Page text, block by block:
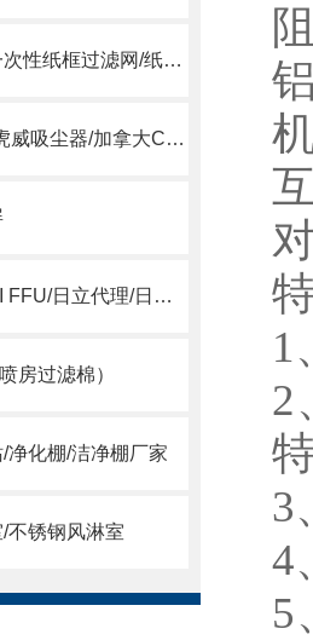
纸框初效过滤网/一次性纸框过滤网/纸框过滤网
CR-1吸尘器/进口虎威吸尘器/加拿大CR-1吸尘器
日立FFU/HITACHI FFU/日立代理/日立15SSQS
房过滤棉）
净化棚/洁净棚厂家
不锈钢风淋室
1
2
3
4
5